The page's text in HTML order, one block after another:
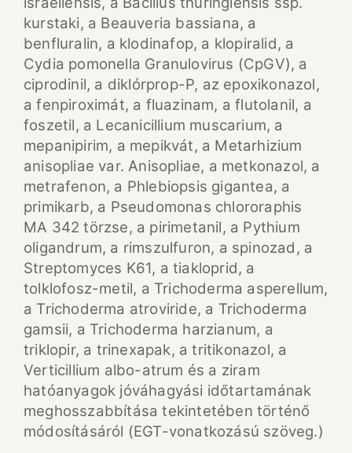
kurstaki, a Beauveria bassiana, a
benfluralin, a klodinafop, a klopiralid, a
Cydia pomonella Granulovirus (CpGV), a
ciprodinil, a diklórprop-P, az epoxikonazol,
a fenpiroximát, a fluazinam, a flutolanil, a
foszetil, a Lecanicillium muscarium, a
mepanipirim, a mepikvát, a Metarhizium
anisopliae var. Anisopliae, a metkonazol, a
metrafenon, a Phlebiopsis gigantea, a
primikarb, a Pseudomonas chlororaphis
MA 342 törzse, a pirimetanil, a Pythium
oligandrum, a rimszulfuron, a spinozad, a
Streptomyces K61, a tiakloprid, a
tolklofosz-metil, a Trichoderma asperellum,
a Trichoderma atroviride, a Trichoderma
gamsii, a Trichoderma harzianum, a
triklopir, a trinexapak, a tritikonazol, a
Verticillium albo-atrum és a ziram
hatóanyagok jóváhagyási időtartamának
meghosszabbítása tekintetében történő
módosításáról (EGT-vonatkozású szöveg.)